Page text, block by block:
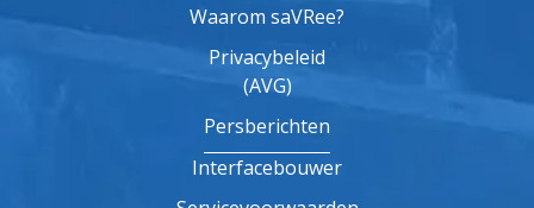
Waarom saVRee?
Privacybeleid
(AVG)
Persberichten
Interfacebouwer